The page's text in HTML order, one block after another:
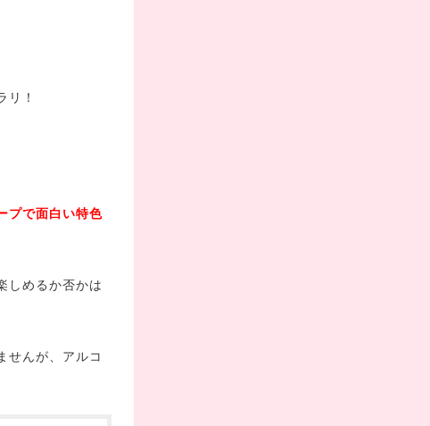
リ！
プで面白い特色
しめるか否かは
せんが、アルコ